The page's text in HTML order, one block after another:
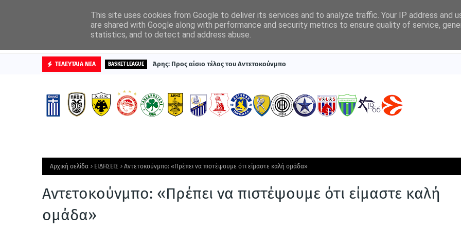
ΒΑΘΜΟΛΟΓΙΕΣ ΠΡΩΤΟΣΕΛΙΔΑ
ΤΕΛΕΥΤΑΙΑ ΝΕΑ BASKET LEAGUE Άρης: Προς αίσιο τέλος του Αντετοκούνμπο
Αρχική σελίδα ΕΙΔΗΣΕΙΣ Αντετοκούνμπο: «Πρέπει να πιστέψουμε ότι είμαστε καλή ομάδα»
Αντετοκούνμπο: «Πρέπει να πιστέψουμε ότι είμαστε καλή
ομάδα»
This site uses cookies from Google to deliver its services and to analyze traffic. Your IP address and
are shared with Google along with performance and security metrics to ensure quality of service,
statistics, and to detect and address abuse.